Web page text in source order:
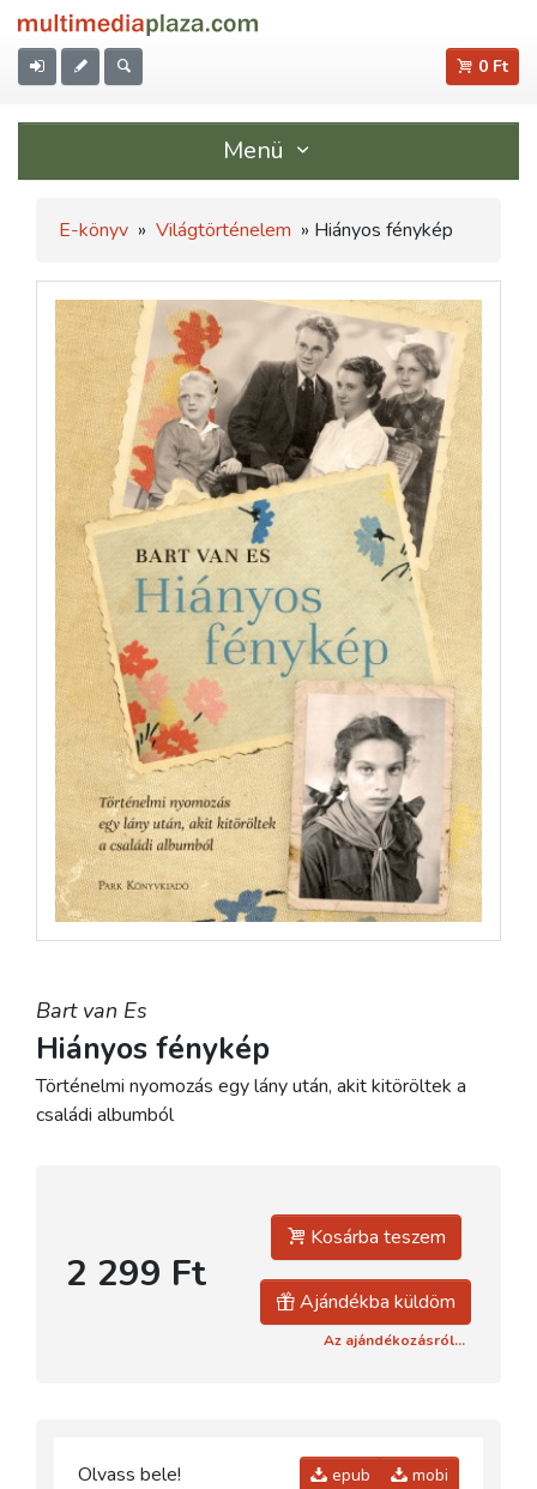
0 Ft
Menü
E-könyv » Világtörténelem » Hiányos fénykép
Bart van Es
Hiányos fénykép
Történelmi nyomozás egy lány után, akit kitöröltek a
családi albumból
2 299 Ft
Kosárba teszem
Ajándékba küldöm
Az ajándékozásról...
Olvass bele! epub mobi